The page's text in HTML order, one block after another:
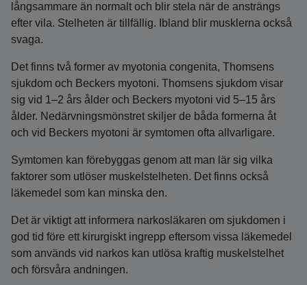
långsammare än normalt och blir stela när de ansträngs
efter vila. Stelheten är tillfällig. Ibland blir musklerna också
svaga.
Det finns två former av myotonia congenita, Thomsens
sjukdom och Beckers myotoni. Thomsens sjukdom visar
sig vid 1–2 års ålder och Beckers myotoni vid 5–15 års
ålder. Nedärvningsmönstret skiljer de båda formerna åt
och vid Beckers myotoni är symtomen ofta allvarligare.
Symtomen kan förebyggas genom att man lär sig vilka
faktorer som utlöser muskelstelheten. Det finns också
läkemedel som kan minska den.
Det är viktigt att informera narkosläkaren om sjukdomen i
god tid före ett kirurgiskt ingrepp eftersom vissa läkemedel
som används vid narkos kan utlösa kraftig muskelstelhet
och försvåra andningen.